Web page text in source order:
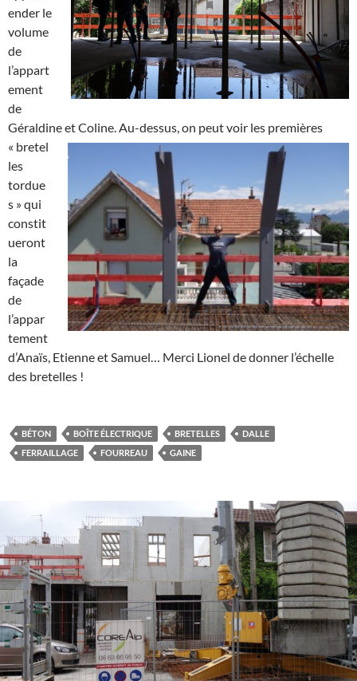
ender le
volume
de
l’appart
ement
de
Géraldine et Coline.Au-dessus, on peut voir les premières
« bretel
les
tordue
s » qui
constit
ueront
la
façade
de
l’appar
tement
d’Anaïs, Etienne et Samuel… Merci Lionel de donner l’échelle
des bretelles !
BÉTON BOÎTE ÉLECTRIQUE BRETELLES
DALLE
FERRAILLAGE
FOURREAU GAINE